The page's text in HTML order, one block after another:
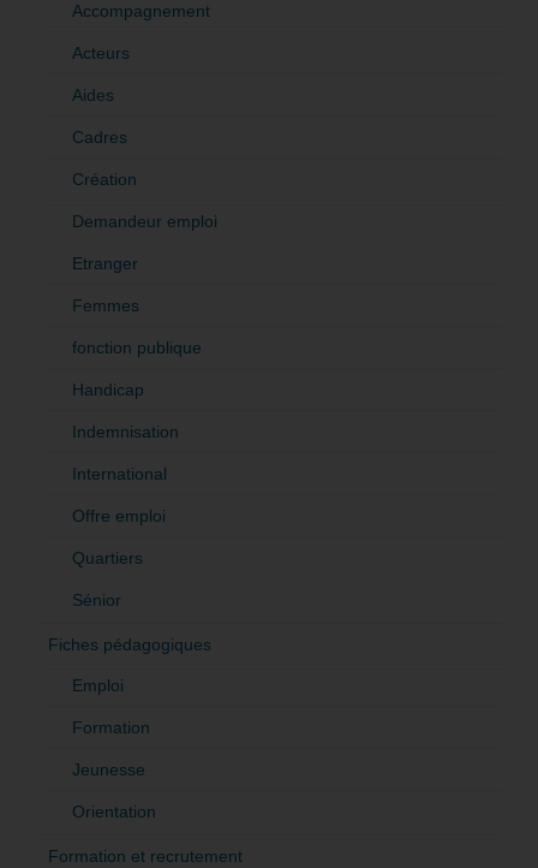
Accompagnement
Acteurs
Aides
Cadres
Création
Demandeur emploi
Etranger
Femmes
fonction publique
Handicap
Indemnisation
International
Offre emploi
Quartiers
Sénior
Fiches pédagogiques
Emploi
Formation
Jeunesse
Orientation
Formation et recrutement